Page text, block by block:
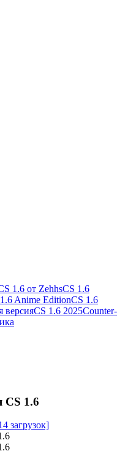
1.6 от ZehhsCS 1.6
Anime EditionCS 1.6
версияCS 1.6 2025Counter-
CS 1.6
загрузок]